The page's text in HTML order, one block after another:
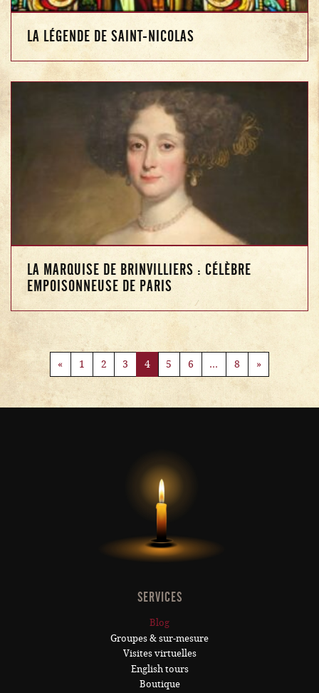
LA LÉGENDE DE SAINT-NICOLAS
LA MARQUISE DE BRINVILLIERS : CÉLÈBRE
EMPOISONNEUSE DE PARIS
NAVIGATION DANS LES ARTICLES
« 1 2 3 4 5 6 … 8 »
SERVICES
Blog
Groupes & sur-mesure
Visites virtuelles
English tours
Boutique